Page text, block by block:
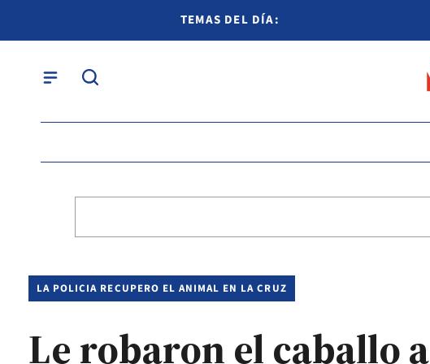
TEMAS DEL DÍA:
LA POLICIA RECUPERO EL ANIMAL EN LA CRUZ
Le robaron el caballo